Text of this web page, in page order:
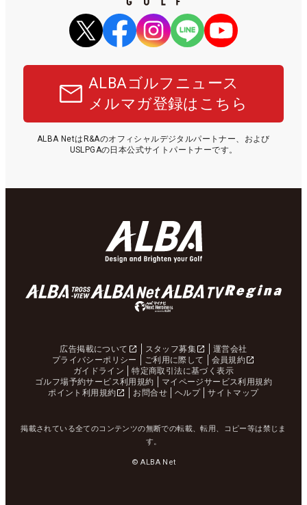
ALBAゴルフニュース
メルマガ登録はこちら
ALBA NetはR&Aのオフィシャルデジタルパートナー、および
USLPGAの日本公式サイトパートナーです。
広告掲載について スタッフ募集
運営会社
プライバシーポリシー
ご利用に際して
会員規約
ガイドライン
特定商取引法に基づく表示
ゴルフ場予約サービス利用規約
マイページサービス利用規約
ポイント利用規約
お問合せ ヘルプ サイトマップ
掲載されている全てのコンテンツの無断での転載、転用、コピー等は禁じま
す。
© ALBA Net